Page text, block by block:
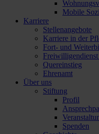
Mobile
Karriere
Stellenangebote
Karriere in der
Fort- und
Quereinstieg
Ehrenamt
Über uns
Stiftung
Profil
Spenden